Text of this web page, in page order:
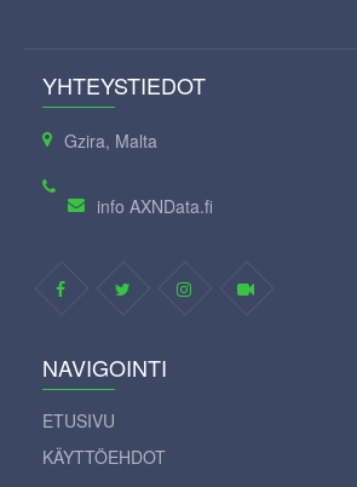
YHTEYSTIEDOT
Gzira, Malta
info AXNData.fi
NAVIGOINTI
ETUSIVU
KÄYTTÖEHDOT